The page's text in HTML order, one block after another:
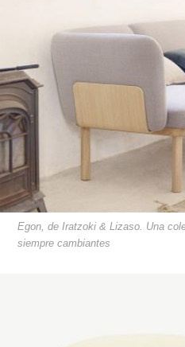
Egon, de Iratzoki & Lizaso. Una
siempre cambiantes